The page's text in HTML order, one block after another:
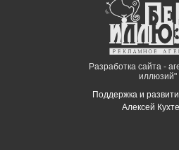
Разработка сайта -
иллюзий"
Поддержка и
Алексей